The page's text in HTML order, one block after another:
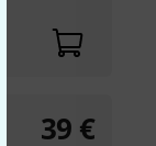
39 €